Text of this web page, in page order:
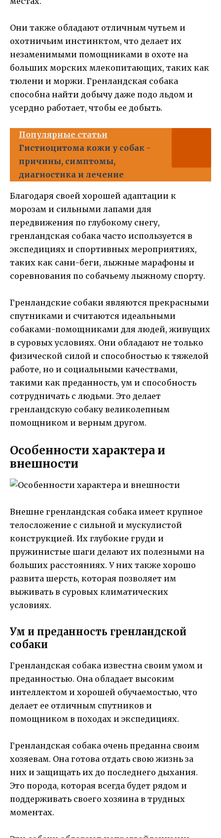
Они также обладают отличным чутьем и
охотничьим инстинктом, что делает их
незаменимыми помощниками в охоте на
больших морских млекопитающих, таких как
тюлени и моржи. Гренландская собака
способна найти добычу даже подо льдом и
усердно работает, чтобы ее добыть.
Популярные статьи
Гистиоцитома кожи у собак -
причины, симптомы,
диагностика и лечение
Благодаря своей хорошей адаптации к
морозам и сильными лапами для
передвижения по глубокому снегу,
гренландская собака часто используется в
экспедициях и спортивных мероприятиях,
таких как сани-беги, лыжные марафоны и
соревнования по собачьему лыжному спорту.
Гренландские собаки являются прекрасными
спутниками и считаются идеальными
собаками-помощниками для людей, живущих
в суровых условиях. Они обладают не только
физической силой и способностью к тяжелой
работе, но и социальными качествами,
такими как преданность, ум и способность
сотрудничать с людьми. Это делает
гренландскую собаку великолепным
помощником и верным другом.
Особенности характера и
внешности
Внешне гренландская собака имеет крупное
телосложение с сильной и мускулистой
конструкцией. Их глубокие груди и
пружинистые шаги делают их полезными на
больших расстояниях. У них также хорошо
развита шерсть, которая позволяет им
выживать в суровых климатических
условиях.
Ум и преданность гренландской
собаки
Гренландская собака известна своим умом и
преданностью. Она обладает высоким
интеллектом и хорошей обучаемостью, что
делает ее отличным спутников и
помощником в походах и экспедициях.
Гренландская собака очень преданна своим
хозяевам. Она готова отдать свою жизнь за
них и защищать их до последнего дыхания.
Это порода, которая всегда будет рядом и
поддерживать своего хозяина в трудных
моментах.